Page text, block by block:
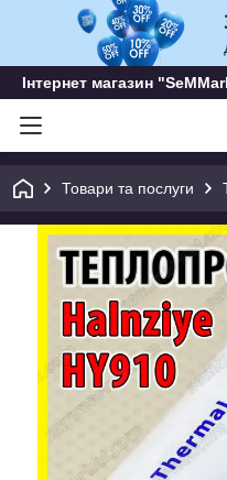
Інтернет магазин
Товари та послуги